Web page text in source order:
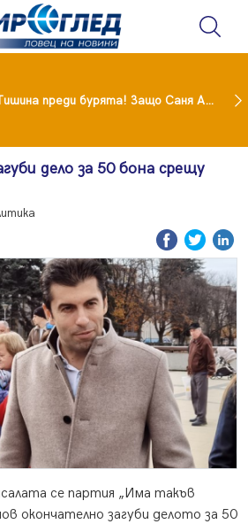
Тишина преди бурята! Защо Саня Армутлиева продължава да мълчи за раздялата с Дара?
дело за 50 бона срещу
се партия „Има такъв
окончателно загуби делото за 50